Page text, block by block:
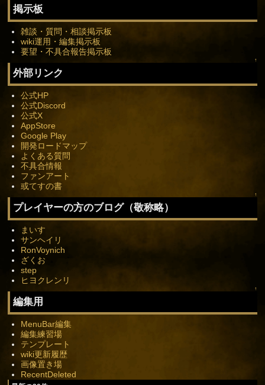
掲示板
雑談・質問・相談掲示板
wiki運用・編集掲示板
要望・不具合報告掲示板
↑
外部リンク
公式HP
公式Discord
公式X
AppStore
Google Play
開発ロードマップ
よくある質問
不具合情報
ファンアート
或てすの書
↑
プレイヤーの方のブログ（敬称略）
まいす
サンヘイリ
RonVoynich
ざくお
step
ヒヨクレンリ
↑
編集用
MenuBar編集
編集練習場
テンプレート
wiki更新履歴
画像置き場
RecentDeleted